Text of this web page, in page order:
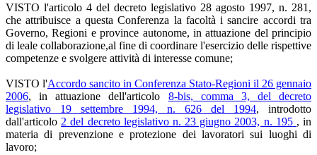
VISTO l'articolo 4 del decreto legislativo 28 agosto 1997, n. 281,
che attribuisce a questa Conferenza la facoltà i sancire accordi tra
Governo, Regioni e province autonome, in attuazione del principio
di leale collaborazione,al fine di coordinare l'esercizio delle rispettive
competenze e svolgere attività di interesse comune;
VISTO l'Accordo sancito in Conferenza Stato-Regioni il 26 gennaio
2006, in attuazione dell'articolo 8-bis, comma 3, del decreto
legislativo 19 settembre 1994, n. 626 del 1994, introdotto
dall'articolo 2 del decreto legislativo n. 23 giugno 2003, n. 195 , in
materia di prevenzione e protezione dei lavoratori sui luoghi di
lavoro;